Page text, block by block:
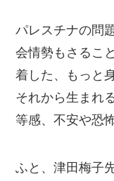
パレスチナの問
会情勢もさるこ
着した、もっと
それから生まれ
等感、不安や恐怖
ふと、津田梅子